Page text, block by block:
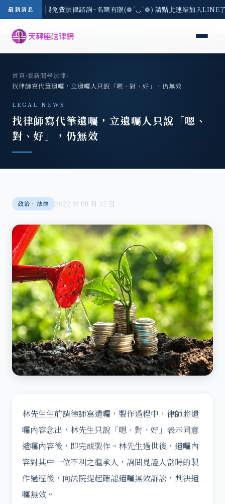
最新消息
-8/3(一) 現場免費法律諮詢~名額有限(❁´◡`❁) 請點此連結加入LINE
首頁›看新聞學法律›
找律師寫代筆遺囑，立遺囑人只說「嗯、對、好」，仍無效
LEGAL NEWS
找律師寫代筆遺囑，立遺囑人只說「嗯、
對、好」，仍無效
政治‧法律 2022 年 08 月 12 日
林先生生前請律師寫遺囑，製作過程中，律師將遺
囑內容念出，林先生只說「嗯、對、好」表示同意
遺囑內容後，即完成製作。 林先生過世後，遺囑內
容對其中一位不利之繼承人，詢問見證人當時的製
作過程後，向法院提起確認遺囑無效訴訟，判決遺
囑無效。